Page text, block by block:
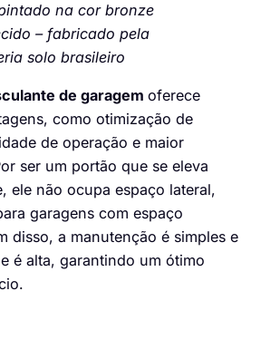
na cor bronze
– fabricado pela
solo brasileiro
de garagem oferece
como otimização de
de operação e maior
ser um portão que se eleva
ele não ocupa espaço lateral,
garagens com espaço
disso, a manutenção é simples e
é alta, garantindo um ótimo